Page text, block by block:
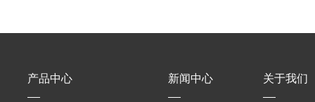
产品中心 新闻中心 关于我们